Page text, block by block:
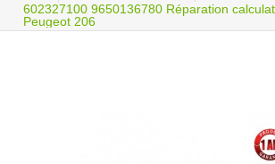
602327100 9650136780 Réparation
Peugeot 206